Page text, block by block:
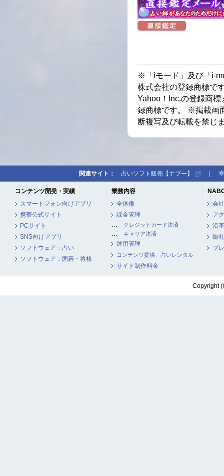
※「iモード」及び「i-
株式会社の登録商標で
Yahoo！Inc.の登録商
録商標です。 ※掲載画
断複写及び転載を禁じ
関連サイト： 占いソフト販売【ナブー】
コンテンツ開発・実績
スマートフォン向けアプリ
携帯公式サイト
PCサイト
SNS向けアプリ
ソフトウェア：占い
ソフトウェア：囲碁・将棋
業務内容
全体像
課金管理
…
クレジットカード決済
… キャリア決済
運用管理
コンテンツ提供、占いレンタル
サイト制作料金
会
ア
沿革
御礼
プ
Copyright